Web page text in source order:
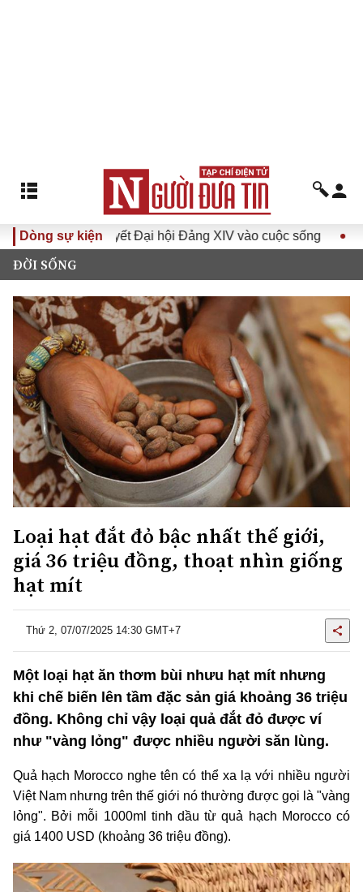
Dòng sự kiện
Nghị quyết Đại hội Đảng XIV vào cuộc sống Hướng tới
ĐỜI SỐNG
Loại hạt đắt đỏ bậc nhất thế giới,
giá 36 triệu đồng, thoạt nhìn giống
hạt mít
Thứ 2, 07/07/2025 14:30 GMT+7
Một loại hạt ăn thơm bùi nhưu hạt mít nhưng
khi chế biến lên tầm đặc sản giá khoảng 36 triệu
đồng. Không chỉ vậy loại quả đắt đỏ được ví
như "vàng lỏng" được nhiều người săn lùng.
Quả hạch Morocco nghe tên có thể xa lạ với nhiều người
Việt Nam nhưng trên thế giới nó thường được gọi là "vàng
lỏng". Bởi mỗi 1000ml tinh dầu từ quả hạch Morocco có
giá 1400 USD (khoảng 36 triệu đồng).